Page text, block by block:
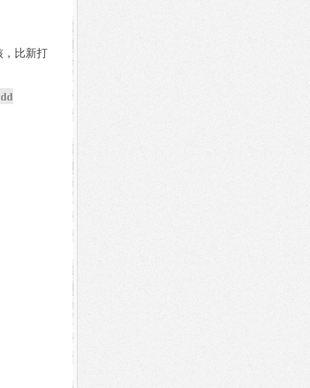
，比新打